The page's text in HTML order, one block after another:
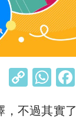
C
p
W
at
，不過其實了